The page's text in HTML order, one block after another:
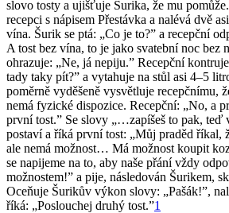
slovo tosty a ujišťuje Šurika, že mu
recepci s nápisem Přestávka a nalévá dvě
vína. Šurik se ptá: „Co je to?” a recepční
A tost bez vína, to je jako svatební noc bez
ohrazuje: „Ne, já nepiju.” Recepční
tady taky pít?” a vytahuje na stůl asi 4–5
poměrně vyděšeně vysvětluje recepčnímu,
nemá fyzické dispozice. Recepční: „No, a
první tost.” Se slovy „…zapíšeš to pak, teď
postaví a říká první tost: „Můj praděd říkal,
ale nemá možnost… Má možnost koupit
se napijeme na to, aby naše přání vždy
možnostem!” a pije, následován Šurikem,
Oceňuje Šurikův výkon slovy: „Pašák!”,
říká: „Poslouchej druhý tost.”1